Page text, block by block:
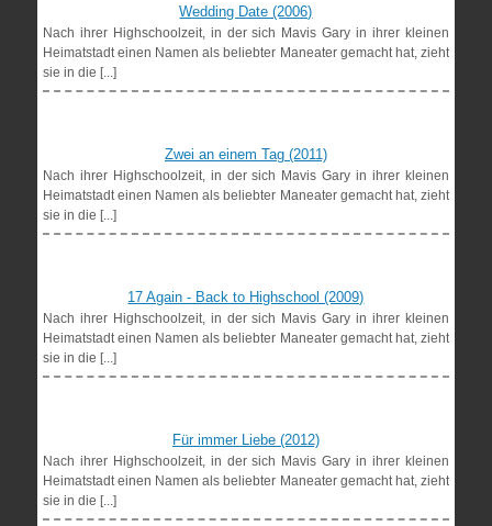
Wedding Date (2006)
Nach ihrer Highschoolzeit, in der sich Mavis Gary in ihrer kleinen
Heimatstadt einen Namen als beliebter Maneater gemacht hat, zieht
sie in die [...]
Zwei an einem Tag (2011)
Nach ihrer Highschoolzeit, in der sich Mavis Gary in ihrer kleinen
Heimatstadt einen Namen als beliebter Maneater gemacht hat, zieht
sie in die [...]
17 Again - Back to Highschool (2009)
Nach ihrer Highschoolzeit, in der sich Mavis Gary in ihrer kleinen
Heimatstadt einen Namen als beliebter Maneater gemacht hat, zieht
sie in die [...]
Für immer Liebe (2012)
Nach ihrer Highschoolzeit, in der sich Mavis Gary in ihrer kleinen
Heimatstadt einen Namen als beliebter Maneater gemacht hat, zieht
sie in die [...]